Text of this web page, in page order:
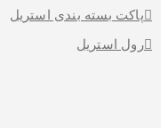
پاکت بسته بندی استریل
رول استریل